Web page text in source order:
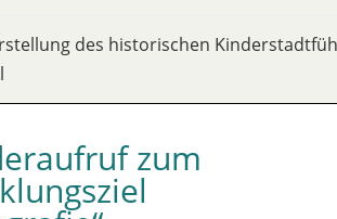
des historischen
zum